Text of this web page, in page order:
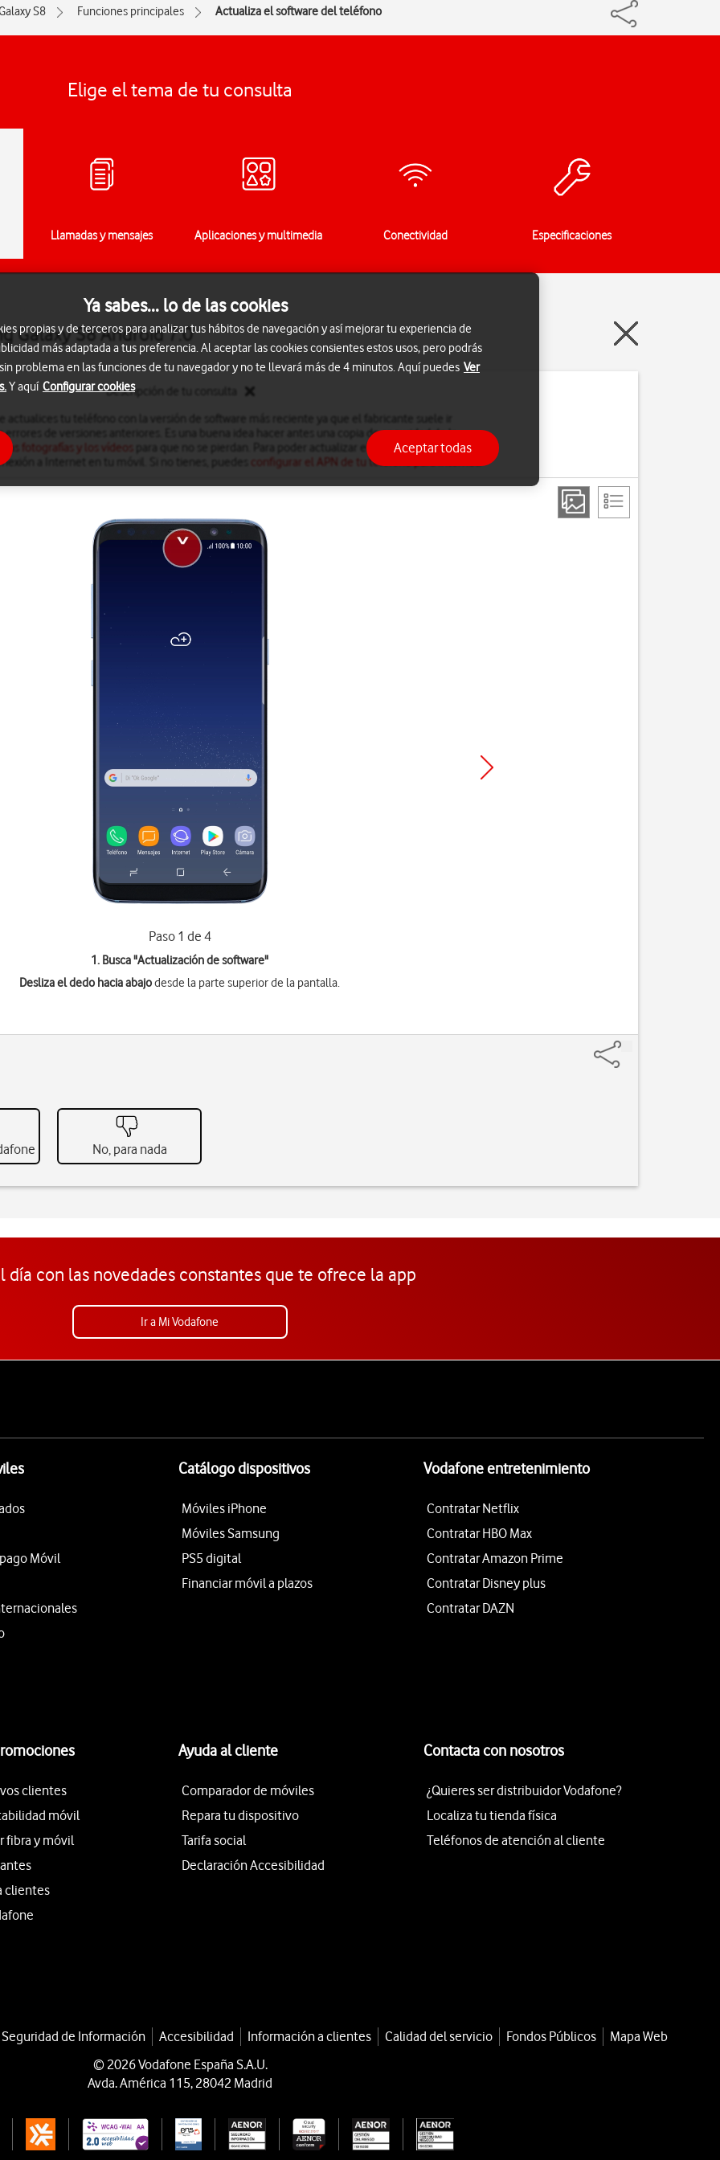
S8 Funciones principales Actualiza el software del teléfono
Elige el tema de tu consulta
Llamadas y mensajes Aplicaciones y multimedia Conectividad Especificaciones
Galaxy S8 Android 7.0
Descripción de tu consulta
de versiones anteriores. Es una buena idea hacer antes una copia de seguridad de la
las fotografías y los vídeos
para que no se pierdan. Para poder actualizar el software del teléfono,
a Internet en tu móvil. Si no tienes, puedes
configurar el APN de tu teléfono para Internet
Paso 1 de 4
1. Busca "Actualización de software"
Desliza el dedo hacia abajodesde la parte superior de la pantalla.
No, para nada
día con las novedades constantes que te ofrece la app
Ir a Mi Vodafone
Móvil
Catálogo dispositivos
Móviles iPhone
Móviles Samsung
PS5 digital
Financiar móvil a plazos
Vodafone entretenimiento
Contratar Netflix
Contratar HBO Max
Contratar Amazon Prime
Contratar Disney plus
Contratar DAZN
clientes
móvil
fibra y móvil
clientes
Ayuda al cliente
Comparador de móviles
Repara tu dispositivo
Tarifa social
Declaración Accesibilidad
Contacta con nosotros
¿Quieres ser distribuidor Vodafone?
Localiza tu tienda física
Teléfonos de atención al cliente
de Información Accesibilidad Información a clientes Calidad del servicio Fondos Públicos
Mapa Web
© 2026 Vodafone España S.A.U.
Avda. América 115, 28042 Madrid
Ya sabes... lo de las cookies
propias y de terceros para analizar tus hábitos de navegación y así mejorar tu experiencia de
más adaptada a tus preferencia. Al aceptar las cookies consientes estos usos, pero podrás
problema en las funciones de tu navegador y no te llevará más de 4 minutos. Aquí puedes Ver
Y aquí Configurar cookies
Aceptar todas